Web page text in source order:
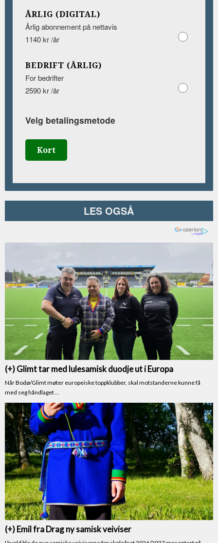
ÅRLIG (DIGITAL)
Årlig abonnement på nettavis
1140 kr /år
BEDRIFT (ÅRLIG)
For bedrifter
2590 kr /år
Velg betalingsmetode
Kort
LES OGSÅ